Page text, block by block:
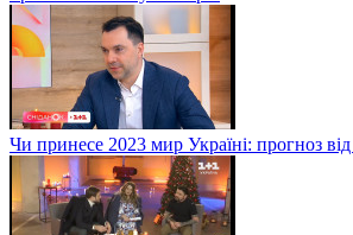
Чи принесе 2023 мир Україні: прогноз